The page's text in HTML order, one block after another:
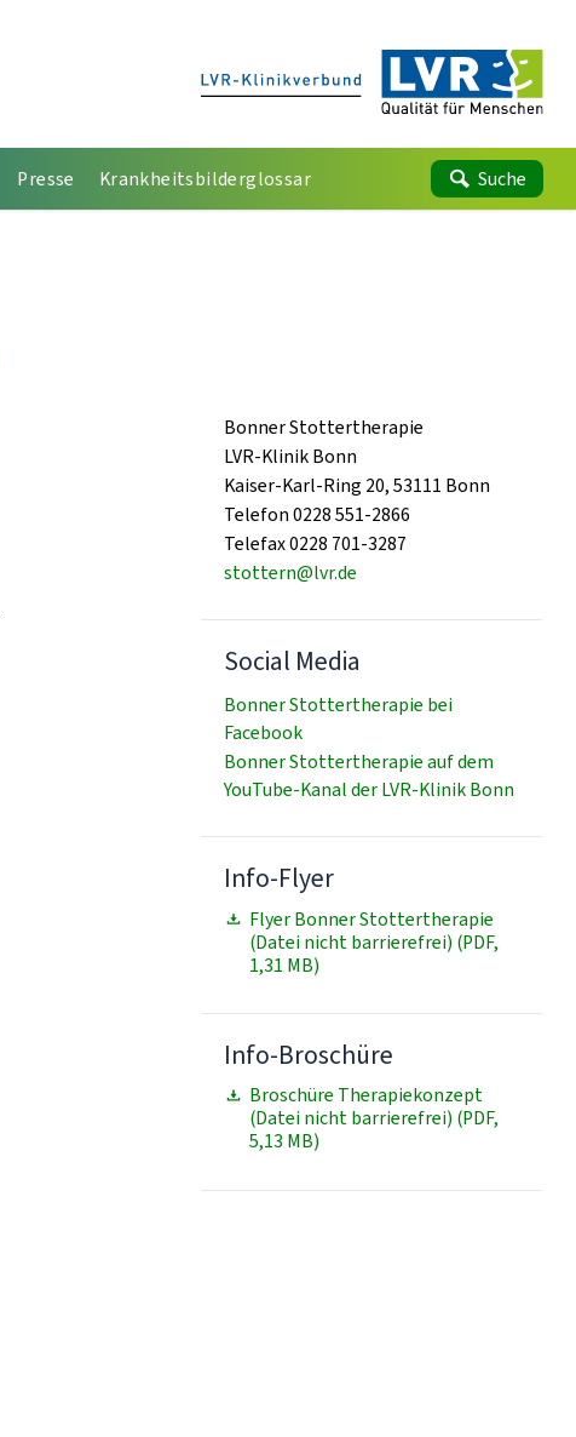
Presse Krankheitsbilderglossar Suche
Bonner Stottertherapie
LVR-Klinik Bonn
Kaiser-Karl-Ring 20, 53111 Bonn
Telefon 0228 551-2866
Telefax 0228 701-3287
stottern@lvr.de
Social Media
Bonner Stottertherapie bei
Facebook
Bonner Stottertherapie auf dem
YouTube-Kanal der LVR-Klinik Bonn
Info-Flyer
Flyer Bonner Stottertherapie
(Datei nicht barrierefrei) (PDF,
1,31 MB)
Info-Broschüre
Broschüre Therapiekonzept
(Datei nicht barrierefrei) (PDF,
5,13 MB)